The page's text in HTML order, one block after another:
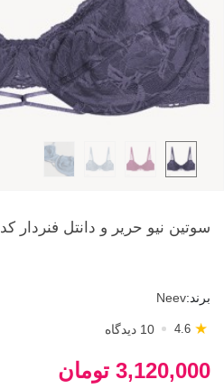
سوتین نیو حریر و دانتل فنردار کد Paniz
برند:Neev
4.6 ★ 10 دیدگاه
3,120,000 تومان